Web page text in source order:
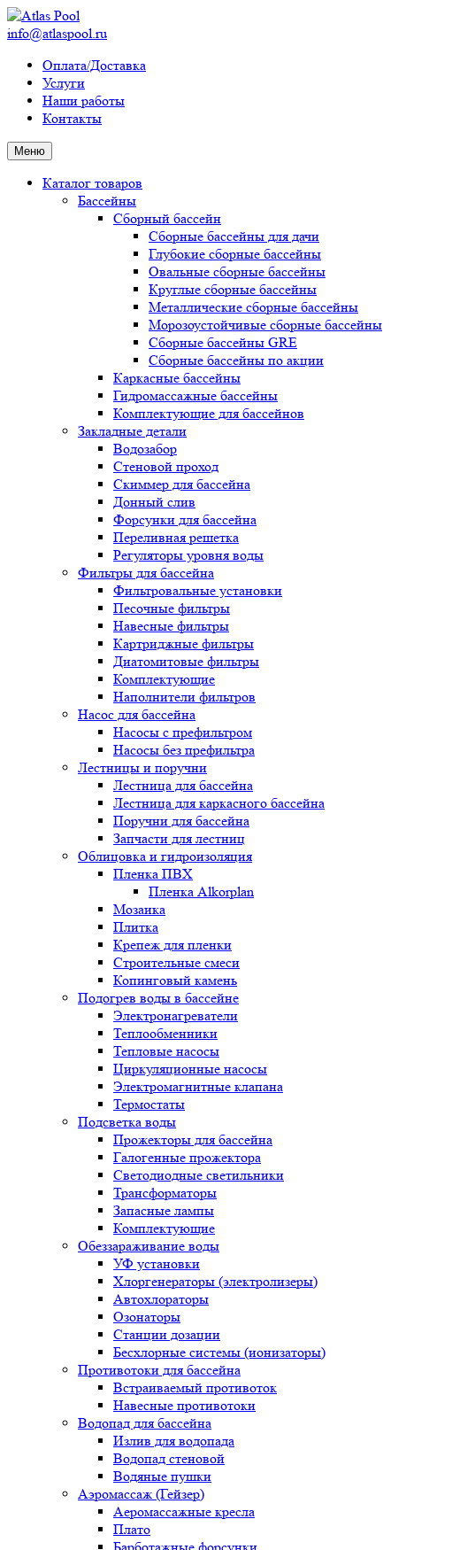
info@atlaspool.ru
Оплата/Доставка
Услуги
Наши работы
Контакты
Меню
Каталог товаров
Бассейны
Сборный бассейн
Сборные бассейны для дачи
Глубокие сборные бассейны
Овальные сборные бассейны
Круглые сборные бассейны
Металлические сборные бассейны
Морозоустойчивые сборные бассейны
Сборные бассейны GRE
Сборные бассейны по акции
Каркасные бассейны
Гидромассажные бассейны
Комплектующие для бассейнов
Закладные детали
Водозабор
Стеновой проход
Скиммер для бассейна
Донный слив
Форсунки для бассейна
Переливная решетка
Регуляторы уровня воды
Фильтры для бассейна
Фильтровальные установки
Песочные фильтры
Навесные фильтры
Картриджные фильтры
Диатомитовые фильтры
Комплектующие
Наполнители фильтров
Насос для бассейна
Насосы с префильтром
Насосы без префильтра
Лестницы и поручни
Лестница для бассейна
Лестница для каркасного бассейна
Поручни для бассейна
Запчасти для лестниц
Облицовка и гидроизоляция
Пленка ПВХ
Пленка Alkorplan
Мозаика
Плитка
Крепеж для пленки
Строительные смеси
Копинговый камень
Подогрев воды в бассейне
Электронагреватели
Теплообменники
Тепловые насосы
Циркуляционные насосы
Электромагнитные клапана
Термостаты
Подсветка воды
Прожекторы для бассейна
Галогенные прожектора
Светодиодные светильники
Трансформаторы
Запасные лампы
Комплектующие
Обеззараживание воды
УФ установки
Хлоргенераторы (электролизеры)
Автохлораторы
Озонаторы
Станции дозации
Бесхлорные системы (ионизаторы)
Противотоки для бассейна
Встраиваемый противоток
Навесные противотоки
Водопад для бассейна
Излив для водопада
Водопад стеновой
Водяные пушки
Аэромассаж (Гейзер)
Аеромассажные кресла
Плато